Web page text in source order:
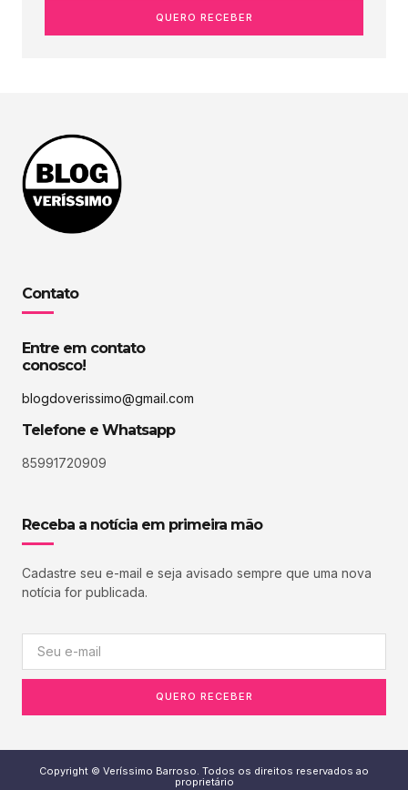
QUERO RECEBER
Contato
Entre em contato
conosco!
blogdoverissimo@gmail.com
Telefone e Whatsapp
85991720909
Receba a notícia em primeira mão
Cadastre seu e-mail e seja avisado sempre que uma nova
notícia for publicada.
QUERO RECEBER
Copyright © Veríssimo Barroso. Todos os direitos reservados ao
proprietário